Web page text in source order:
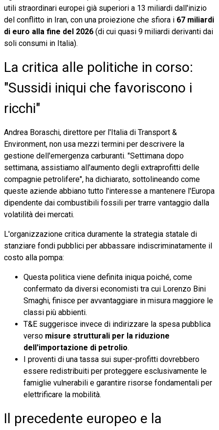
utili straordinari europei già superiori a 13 miliardi dall'inizio
del conflitto in Iran, con una proiezione che sfiora i 67 miliardi
di euro alla fine del 2026 (di cui quasi 9 miliardi derivanti dai
soli consumi in Italia).
La critica alle politiche in corso:
"Sussidi iniqui che favoriscono i
ricchi"
Andrea Boraschi, direttore per l'Italia di Transport &
Environment, non usa mezzi termini per descrivere la
gestione dell'emergenza carburanti. "Settimana dopo
settimana, assistiamo all'aumento degli extraprofitti delle
compagnie petrolifere", ha dichiarato, sottolineando come
queste aziende abbiano tutto l'interesse a mantenere l'Europa
dipendente dai combustibili fossili per trarre vantaggio dalla
volatilità dei mercati.
L'organizzazione critica duramente la strategia statale di
stanziare fondi pubblici per abbassare indiscriminatamente il
costo alla pompa:
Questa politica viene definita iniqua poiché, come
confermato da diversi economisti tra cui Lorenzo Bini
Smaghi, finisce per avvantaggiare in misura maggiore le
classi più abbienti.
T&E suggerisce invece di indirizzare la spesa pubblica
verso misure strutturali per la riduzione
dell'importazione di petrolio.
I proventi di una tassa sui super-profitti dovrebbero
essere redistribuiti per proteggere esclusivamente le
famiglie vulnerabili e garantire risorse fondamentali per
elettrificare la mobilità.
Il precedente europeo e la